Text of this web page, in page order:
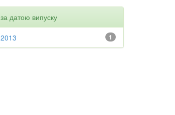
за датою випуску
1
2013